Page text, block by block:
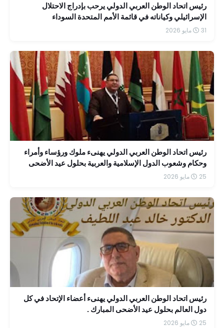
رئيس اتحاد الوطن العربي الدولي يرحب بإدراج الاحتلال
الإسرائيلي وكياناته في قائمة الأمم المتحدة السوداء
31 مايو 2026
رئيس اتحاد الوطن العربي الدولي يهنىء ملوك ورؤساء وأمراء
وحكام وشعوب الدول الإسلامية والعربية بحلول عيد الأضحى
المبارك
25 مايو 2026
رئيس اتحاد الوطن العربي الدولي يهنىء أعضاء الإتحاد في كل
دول العالم بحلول عيد الأضحى المبارك .
25 مايو 2026